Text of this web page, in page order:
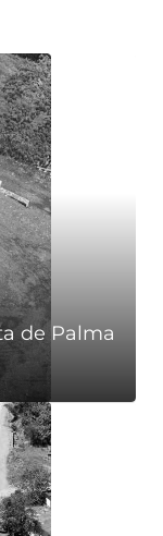
de Palma